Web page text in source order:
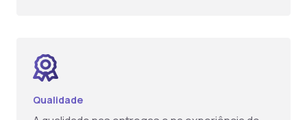
Qualidade